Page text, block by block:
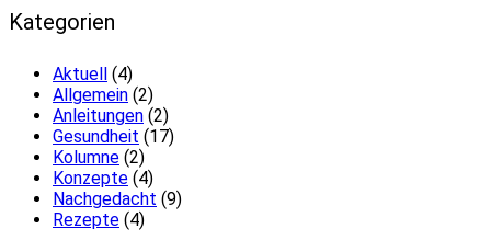
Kategorien
Aktuell
(4)
Allgemein (2)
Anleitungen (2)
Gesundheit (17)
Kolumne (2)
Konzepte (4)
Nachgedacht (9)
Rezepte (4)